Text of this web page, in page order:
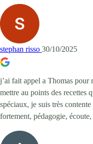
stephan risso 30/10/2025
j’ai fait appel a Thomas pour
mettre au points des recettes
spéciaux, je suis très
fortement, pédagogie,